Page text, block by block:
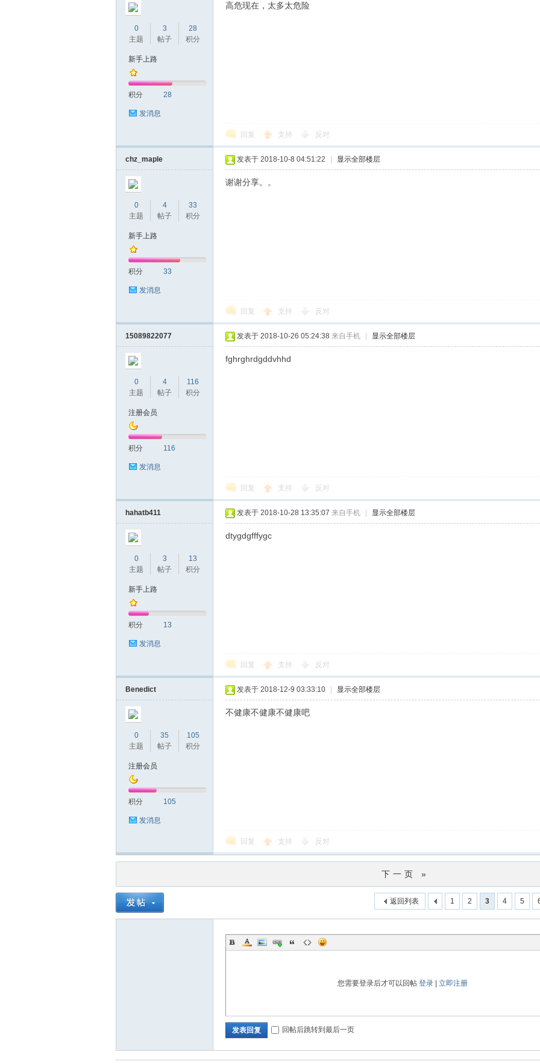
圳
品
0
主题
3
帖子
28
积分
新手上路
积分 28
发消息
高危现在，太多太危险
回复 支持 反对
chz_maple
0
主题
4
帖子
33
积分
新手上路
积分 33
发消息
发表于 2018-10-8 04:51:22 显示全部楼层
谢谢分享。。
回复 支持 反对
15089822077
0
主题
4
帖子
116
积分
注册会员
积分 116
发消息
发表于 2018-10-26 05:24:38 来自手机 显示全部楼层
fghrghrdgddvhhd
回复 支持 反对
hahatb411
0
主题
3
帖子
13
积分
新手上路
积分 13
发消息
发表于 2018-10-28 13:35:07 来自手机 显示全部楼层
dtygdgfffygc
回复 支持 反对
Benedict
0
主题
35
帖子
105
积分
注册会员
积分 105
发消息
发表于 2018-12-9 03:33:10 显示全部楼层
不健康不健康不健康吧
回复 支持 反对
下一页 »
1 2 3 4 5
返回列表
您需要登录后才可以回帖 登录| 立即注册
发表回复 回帖后跳转到最后一页